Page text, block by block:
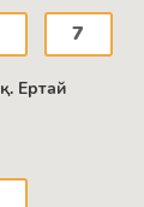
7
Ертай